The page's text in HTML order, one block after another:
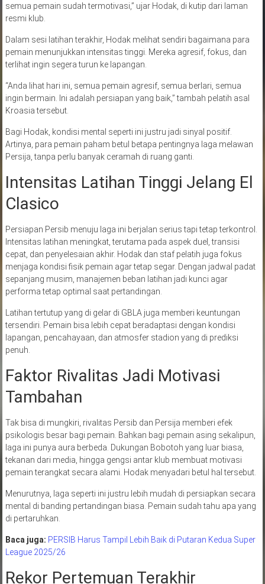
semua pemain sudah termotivasi,” ujar Hodak, di kutip dari laman
resmi klub.
Dalam sesi latihan terakhir, Hodak melihat sendiri bagaimana para
pemain menunjukkan intensitas tinggi. Mereka agresif, fokus, dan
terlihat ingin segera turun ke lapangan.
“Anda lihat hari ini, semua pemain agresif, semua berlari, semua
ingin bermain. Ini adalah persiapan yang baik,” tambah pelatih asal
Kroasia tersebut.
Bagi Hodak, kondisi mental seperti ini justru jadi sinyal positif.
Artinya, para pemain paham betul betapa pentingnya laga melawan
Persija, tanpa perlu banyak ceramah di ruang ganti.
Intensitas Latihan Tinggi Jelang El
Clasico
Persiapan Persib menuju laga ini berjalan serius tapi tetap terkontrol.
Intensitas latihan meningkat, terutama pada aspek duel, transisi
cepat, dan penyelesaian akhir. Hodak dan staf pelatih juga fokus
menjaga kondisi fisik pemain agar tetap segar. Dengan jadwal padat
sepanjang musim, manajemen beban latihan jadi kunci agar
performa tetap optimal saat pertandingan.
Latihan tertutup yang di gelar di GBLA juga memberi keuntungan
tersendiri. Pemain bisa lebih cepat beradaptasi dengan kondisi
lapangan, pencahayaan, dan atmosfer stadion yang di prediksi
penuh.
Faktor Rivalitas Jadi Motivasi
Tambahan
Tak bisa di mungkiri, rivalitas Persib dan Persija memberi efek
psikologis besar bagi pemain. Bahkan bagi pemain asing sekalipun,
laga ini punya aura berbeda. Dukungan Bobotoh yang luar biasa,
tekanan dari media, hingga gengsi antar klub membuat motivasi
pemain terangkat secara alami. Hodak menyadari betul hal tersebut.
Menurutnya, laga seperti ini justru lebih mudah di persiapkan secara
mental di banding pertandingan biasa. Pemain sudah tahu apa yang
di pertaruhkan.
Baca juga: PERSIB Harus Tampil Lebih Baik di Putaran Kedua Super
League 2025/26
Rekor Pertemuan Terakhir